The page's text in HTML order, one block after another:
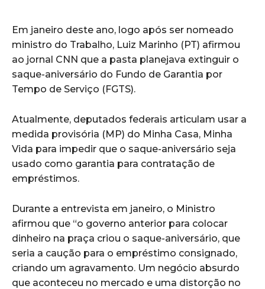
Em janeiro deste ano, logo após ser nomeado
ministro do Trabalho, Luiz Marinho (PT) afirmou
ao jornal CNN que a pasta planejava extinguir o
saque-aniversário do Fundo de Garantia por
Tempo de Serviço (FGTS).
Atualmente, deputados federais articulam usar a
medida provisória (MP) do Minha Casa, Minha
Vida para impedir que o saque-aniversário seja
usado como garantia para contratação de
empréstimos.
Durante a entrevista em janeiro, o Ministro
afirmou que “o governo anterior para colocar
dinheiro na praça criou o saque-aniversário, que
seria a caução para o empréstimo consignado,
criando um agravamento. Um negócio absurdo
que aconteceu no mercado e uma distorção no